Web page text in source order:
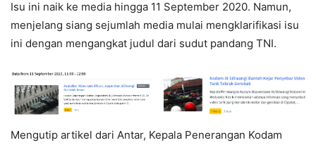
Isu ini naik ke media hingga 11 September 2020. Namun,
menjelang siang sejumlah media mulai mengklarifikasi isu
ini dengan mengangkat judul dari sudut pandang TNI.
Mengutip artikel dari Antar, Kepala Penerangan Kodam